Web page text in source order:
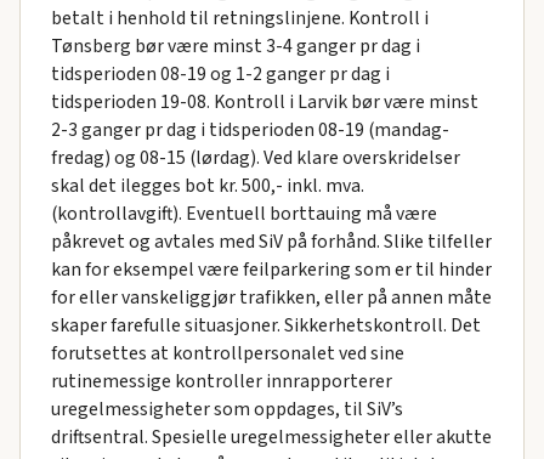
betalt i henhold til retningslinjene. Kontroll i
Tønsberg bør være minst 3-4 ganger pr dag i
tidsperioden 08-19 og 1-2 ganger pr dag i
tidsperioden 19-08. Kontroll i Larvik bør være minst
2-3 ganger pr dag i tidsperioden 08-19 (mandag-
fredag) og 08-15 (lørdag). Ved klare overskridelser
skal det ilegges bot kr. 500,- inkl. mva.
(kontrollavgift). Eventuell borttauing må være
påkrevet og avtales med SiV på forhånd. Slike tilfeller
kan for eksempel være feilparkering som er til hinder
for eller vanskeliggjør trafikken, eller på annen måte
skaper farefulle situasjoner. Sikkerhetskontroll. Det
forutsettes at kontrollpersonalet ved sine
rutinemessige kontroller innrapporterer
uregelmessigheter som oppdages, til SiV’s
driftsentral. Spesielle uregelmessigheter eller akutte